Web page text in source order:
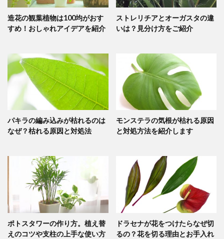
造花の観葉植物は100均がおす
すめ！おしゃれアイデアを紹介
ストレリチアとオーガスタの違
いは？見分け方をご紹介
パキラの編み込みが枯れるのは
なぜ？枯れる原因と対処法
モンステラの気根が枯れる原因
と対処方法を紹介します
ポトスタワーの作り方。植え替
えのコツや支柱の上手な使い方
ドラセナが花をつけたらなぜ切
るの？花を切る理由とお手入れ